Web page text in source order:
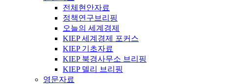
전체현안자료
정책연구브리핑
오늘의 세계경제
KIEP 세계경제 포커스
KIEP 기초자료
KIEP 북경사무소 브리핑
KIEP 델리 브리핑
영문자료